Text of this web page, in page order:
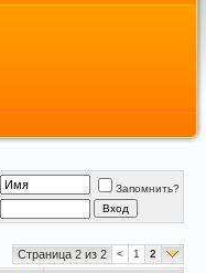
Запомнить?
Страница 2 из 2 < 1 2